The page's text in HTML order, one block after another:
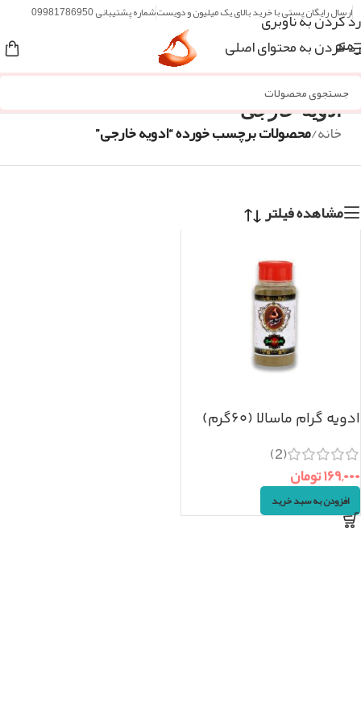
رد کردن به ناوبری
رد کردن به محتوای اصلی
ارسال رایگان پستی با خرید بالای یک میلیون و دویستشماره پشتیبانی 09981786950
منو
ادویه خارجی
خانه/محصولات برچسب خورده “ادویه خارجی”
مشاهده فیلتر
ادویه گرام ماسالا (۶۰گرم)
(2)
۱۶۹,۰۰۰تومان
افزودن به سبد خرید